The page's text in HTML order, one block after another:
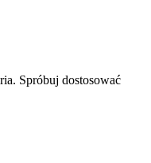
Spróbuj dostosować